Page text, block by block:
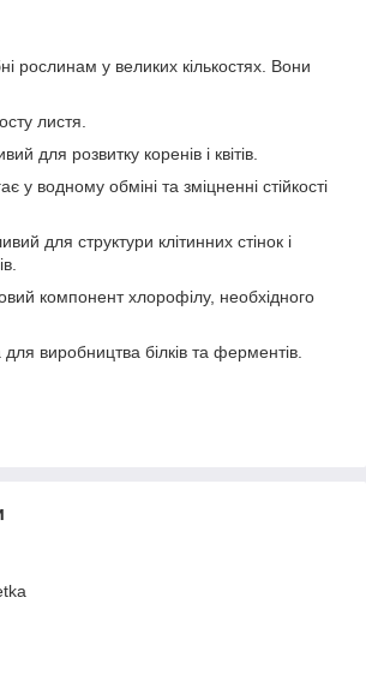
рослинам у великих кількостях. Вони
листя.
для розвитку коренів і квітів.
у водному обміні та зміцненні стійкості
для структури клітинних стінок і
компонент хлорофілу, необхідного
виробництва білків та ферментів.